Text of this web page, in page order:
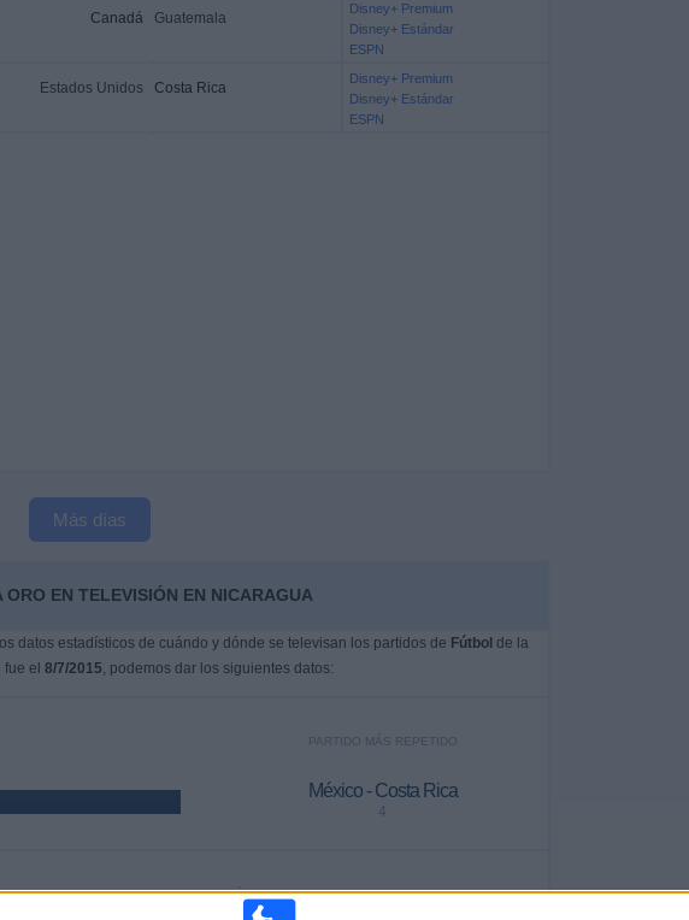
Canadá Guatemala
Disney+ Premium
Disney+ Estándar
ESPN
Estados Unidos Costa Rica
Disney+ Premium
Disney+ Estándar
ESPN
Más días
EN TELEVISIÓN EN NICARAGUA
datos estadísticos de cuándo y dónde se televisan los partidos de Fútbol de la
el 8/7/2015, podemos dar los siguientes datos:
PARTIDO MÁS REPETIDO
México - Costa Rica
4
ÚLTIMO PARTIDO DE PAGO